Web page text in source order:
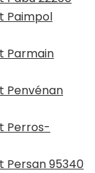
Paimpol
Parmain
Penvénan
Perros-
Persan 95340